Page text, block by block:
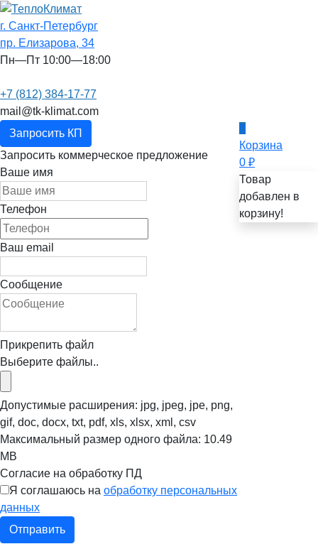
г. Санкт-Петербург
пр. Елизарова, 34
Пн—Пт 10:00—18:00
+7 (812) 384-17-77
mail@tk-klimat.com
Запросить КП
Запросить коммерческое предложение
Ваше имя
Телефон
Ваш email
Сообщение
Прикрепить файл
Выберите файлы..
Допустимые расширения: jpg, jpeg, jpe, png,
gif, doc, docx, txt, pdf, xls, xlsx, xml, csv
Максимальный размер одного файла: 10.49
MB
Согласие на обработку ПД
Я соглашаюсь на обработку персональных
данных
Отправить
0
Корзина
0₽
Товар
добавлен в
корзину!